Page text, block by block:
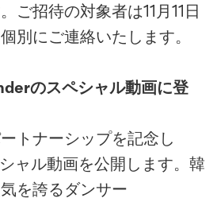
ご招待の対象者は11月11日
別にご連絡いたします。
のスペシャル動画に登
トナーシップを記念し
ャル動画を公開します。韓
を誇るダンサー